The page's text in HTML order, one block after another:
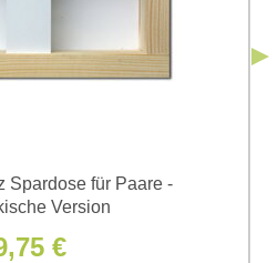
Spardose für Paare -
Version
€